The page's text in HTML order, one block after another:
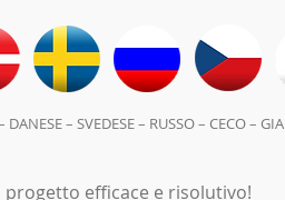
– SVEDESE – RUSSO – CECO –
efficace e risolutivo!